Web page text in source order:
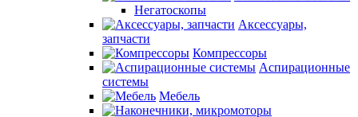
Негатоскопы
Аксессуары,
запчасти
Компрессоры
Аспирационные
системы
Мебель